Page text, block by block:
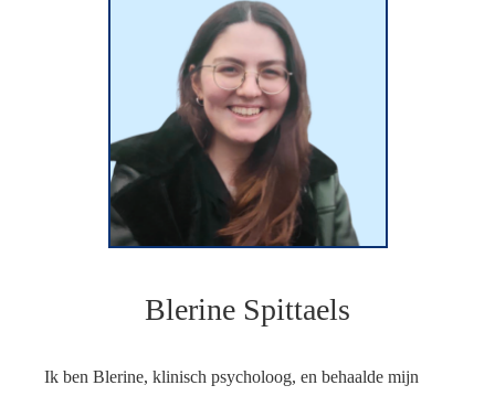
Blerine Spittaels
Ik ben Blerine, klinisch psycholoog, en behaalde mijn